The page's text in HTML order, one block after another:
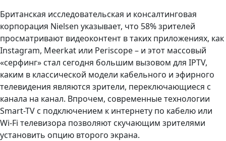
Британская исследовательская и консалтинговая
корпорация Nielsen указывает, что 58% зрителей
просматривают видеоконтент в таких приложениях, как
Instagram, Meerkat или Periscope – и этот массовый
«серфинг» стал сегодня большим вызовом для IPTV,
каким в классической модели кабельного и эфирного
телевидения являются зрители, переключающиеся с
канала на канал. Впрочем, современные технологии
Smart-TV с подключением к интернету по кабелю или
Wi-Fi телевизора позволяют скучающим зрителями
установить опцию второго экрана.